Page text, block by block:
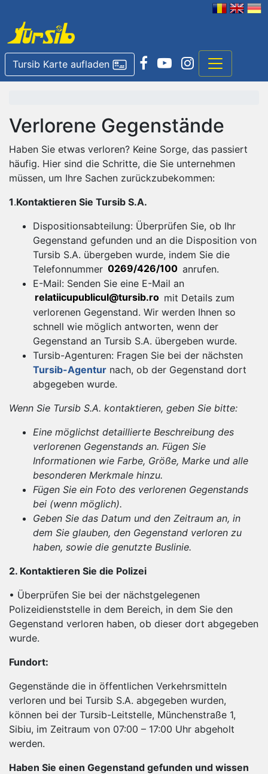
Tursib Karte aufladen
Verlorene Gegenstände
Haben Sie etwas verloren? Keine Sorge, das passiert
häufig. Hier sind die Schritte, die Sie unternehmen
müssen, um Ihre Sachen zurückzubekommen:
1.Kontaktieren Sie Tursib S.A.
Dispositionsabteilung: Überprüfen Sie, ob Ihr
Gegenstand gefunden und an die Disposition von
Tursib S.A. übergeben wurde, indem Sie die
Telefonnummer 0269/426/100 anrufen.
E-Mail: Senden Sie eine E-Mail an
relatiicupublicul@tursib.ro mit Details zum
verlorenen Gegenstand. Wir werden Ihnen so
schnell wie möglich antworten, wenn der
Gegenstand an Tursib S.A. übergeben wurde.
Tursib-Agenturen: Fragen Sie bei der nächsten
Tursib-Agentur nach, ob der Gegenstand dort
abgegeben wurde.
Wenn Sie Tursib S.A. kontaktieren, geben Sie bitte:
Eine möglichst detaillierte Beschreibung des
verlorenen Gegenstands an. Fügen Sie
Informationen wie Farbe, Größe, Marke und alle
besonderen Merkmale hinzu.
Fügen Sie ein Foto des verlorenen Gegenstands
bei (wenn möglich).
Geben Sie das Datum und den Zeitraum an, in
dem Sie glauben, den Gegenstand verloren zu
haben, sowie die genutzte Buslinie.
2. Kontaktieren Sie die Polizei
• Überprüfen Sie bei der nächstgelegenen
Polizeidienststelle in dem Bereich, in dem Sie den
Gegenstand verloren haben, ob dieser dort abgegeben
wurde.
Fundort:
Gegenstände die in öffentlichen Verkehrsmitteln
verloren und bei Tursib S.A. abgegeben wurden,
können bei der Tursib-Leitstelle, Münchenstraße 1,
Sibiu, im Zeitraum von 07:00 – 17:00 Uhr abgeholt
werden.
Haben Sie einen Gegenstand gefunden und wissen